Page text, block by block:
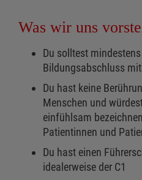
Was wir uns
Du solltest
Bildungsabschluss
Du hast keine
Menschen und
einfühlsam
Patientinnen und
Du hast einen
idealerweise der C1